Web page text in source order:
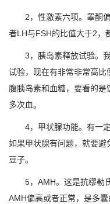
2，性激素六项。睾酮偏
者LH与FSH的比值大于2，
3，胰岛素释放试验。我
试验，现在有非常非常高比
腹胰岛素和血糖，要看的
多次血。
4，甲状腺功能。有一定
如果甲状腺有问题，就要
豆子。
5，AMH。这是抗缪勒氏
AMH偏高或者正常，是多